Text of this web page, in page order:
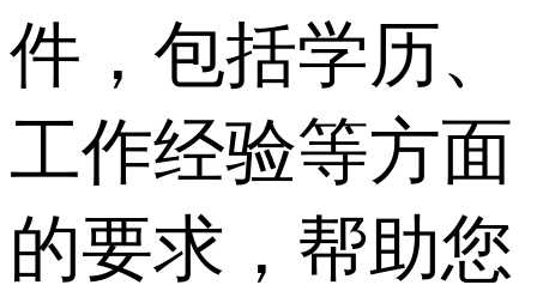
件，包括学历、
工作经验等方面
的要求，帮助您